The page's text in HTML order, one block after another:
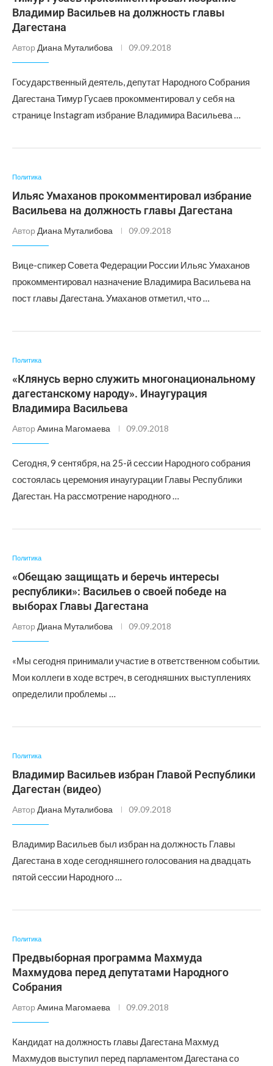
Владимир Васильев на должность главы
Дагестана
Автор Диана Муталибова 09.09.2018
Государственный деятель, депутат Народного Собрания
Дагестана Тимур Гусаев прокомментировал у себя на
странице Instagram избрание Владимира Васильева …
Политика
Ильяс Умаханов прокомментировал избрание
Васильева на должность главы Дагестана
Автор Диана Муталибова 09.09.2018
Вице-спикер Совета Федерации России Ильяс Умаханов
прокомментировал назначение Владимира Васильева на
пост главы Дагестана. Умаханов отметил, что …
Политика
«Клянусь верно служить многонациональному
дагестанскому народу». Инаугурация
Владимира Васильева
Автор Амина Магомаева 09.09.2018
Сегодня, 9 сентября, на 25-й сессии Народного собрания
состоялась церемония инаугурации Главы Республики
Дагестан. На рассмотрение народного …
Политика
«Обещаю защищать и беречь интересы
республики»: Васильев о своей победе на
выборах Главы Дагестана
Автор Диана Муталибова 09.09.2018
«Мы сегодня принимали участие в ответственном событии.
Мои коллеги в ходе встреч, в сегодняшних выступлениях
определили проблемы …
Политика
Владимир Васильев избран Главой Республики
Дагестан (видео)
Автор Диана Муталибова 09.09.2018
Владимир Васильев был избран на должность Главы
Дагестана в ходе сегодняшнего голосования на двадцать
пятой сессии Народного …
Политика
Предвыборная программа Махмуда
Махмудова перед депутатами Народного
Собрания
Автор Амина Магомаева 09.09.2018
Кандидат на должность главы Дагестана Махмуд
Махмудов выступил перед парламентом Дагестана со